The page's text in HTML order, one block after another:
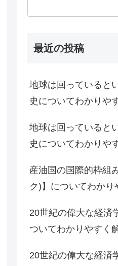
最近の投稿
地球は回っていると
史についてわかりや
地球は回っていると
史についてわかりや
産油国の国際的枠組
ク)】についてわかり
20世紀の偉大な経済
ついてわかりやすく
20世紀の偉大な経済